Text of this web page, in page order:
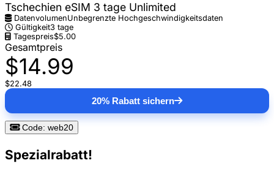
Tschechien eSIM 3 tage Unlimited
DatenvolumenUnbegrenzte Hochgeschwindigkeitsdaten
Gültigkeit3 tage
Tagespreis$5.00
Gesamtpreis
$14.99
$22.48
20% Rabatt sichern
Code: web20
Spezialrabatt!